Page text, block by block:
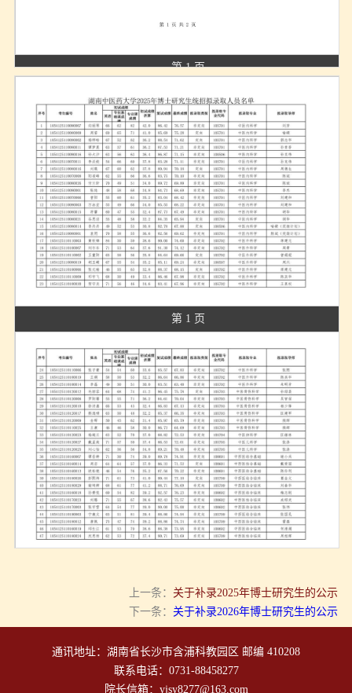
第 1 页
第 2 页
第 1 页
上一条： 关于补录2025年博士研究生的公示
下一条： 关于补录2026年博士研究生的公示
通讯地址：湖南省长沙市含浦科教园区 邮编 410208
联系电话：0731-88458277
院长信箱：yjsy8277@163.com